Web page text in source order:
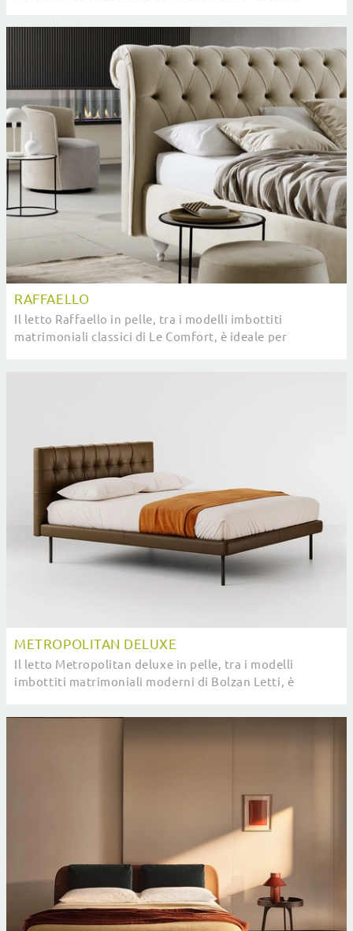
RAFFAELLO
Il letto Raffaello in pelle, tra i modelli imbottiti
matrimoniali classici di Le Comfort, è ideale per
METROPOLITAN DELUXE
Il letto Metropolitan deluxe in pelle, tra i modelli
imbottiti matrimoniali moderni di Bolzan Letti, è